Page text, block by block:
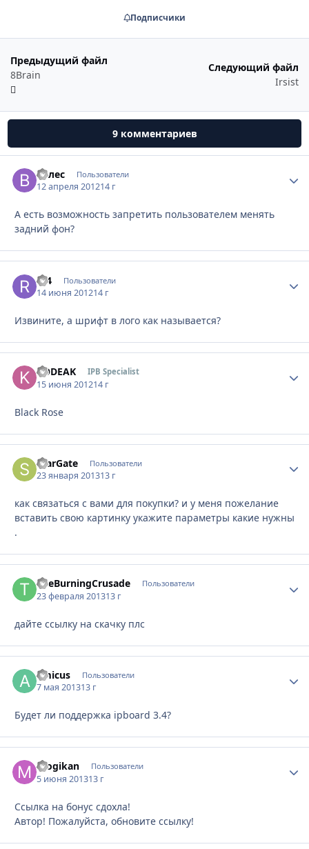
Подписчики
Предыдущий файл
8Brain
Следующий файл
Irsist
9 комментариев
Велес Пользователи
12 апреля 201214 г
А есть возможность запретить пользователем менять
задний фон?
r24 Пользователи
14 июня 201214 г
Извините, а шрифт в лого как называется?
KODEAK IPB Specialist
15 июня 201214 г
Black Rose
StarGate Пользователи
23 января 201313 г
как связаться с вами для покупки? и у меня пожелание
вставить свою картинку укажите параметры какие нужны
.
TheBurningCrusade Пользователи
23 февраля 201313 г
дайте ссылку на скачку плс
amicus Пользователи
7 мая 201313 г
Будет ли поддержка ipboard 3.4?
mogikan Пользователи
5 июня 201313 г
Ссылка на бонус сдохла!
Автор! Пожалуйста, обновите ссылку!